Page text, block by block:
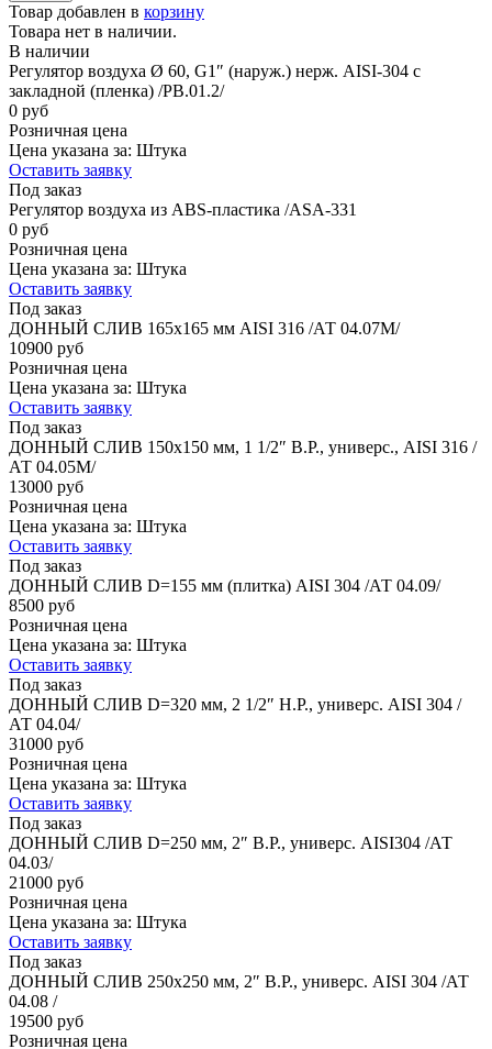
Товар добавлен в корзину
Товара нет в наличии.
В наличии
Регулятор воздуха Ø 60, G1″ (наруж.) нерж. AISI-304 с
закладной (пленка) /РВ.01.2/
0 руб
Розничная цена
Цена указана за: Штука
Оставить заявку
Под заказ
Регулятор воздуха из ABS-пластика /ASA-331
0 руб
Розничная цена
Цена указана за: Штука
Оставить заявку
Под заказ
ДОННЫЙ СЛИВ 165х165 мм AISI 316 /АТ 04.07М/
10900 руб
Розничная цена
Цена указана за: Штука
Оставить заявку
Под заказ
ДОННЫЙ СЛИВ 150х150 мм, 1 1/2″ В.Р., универс., AISI 316 /
АТ 04.05М/
13000 руб
Розничная цена
Цена указана за: Штука
Оставить заявку
Под заказ
ДОННЫЙ СЛИВ D=155 мм (плитка) AISI 304 /АТ 04.09/
8500 руб
Розничная цена
Цена указана за: Штука
Оставить заявку
Под заказ
ДОННЫЙ СЛИВ D=320 мм, 2 1/2″ Н.Р., универс. AISI 304 /
АТ 04.04/
31000 руб
Розничная цена
Цена указана за: Штука
Оставить заявку
Под заказ
ДОННЫЙ СЛИВ D=250 мм, 2″ В.Р., универс. AISI304 /АТ
04.03/
21000 руб
Розничная цена
Цена указана за: Штука
Оставить заявку
Под заказ
ДОННЫЙ СЛИВ 250х250 мм, 2″ В.Р., универс. AISI 304 /АТ
04.08 /
19500 руб
Розничная цена